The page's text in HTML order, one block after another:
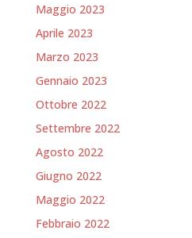
Maggio 2023
Aprile 2023
Marzo 2023
Gennaio 2023
Ottobre 2022
Settembre 2022
Agosto 2022
Giugno 2022
Maggio 2022
Febbraio 2022